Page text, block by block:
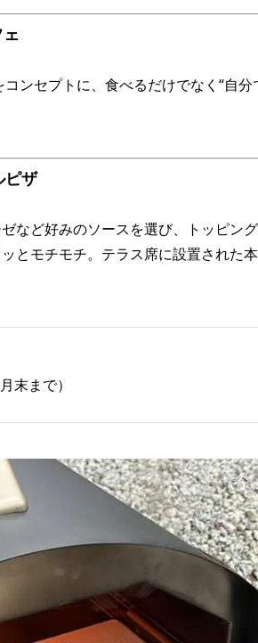
コンセプトに、食べるだけでなく“自
ピザ
など好みのソースを選び、トッピン
とモチモチ。テラス席に設置された
末まで）